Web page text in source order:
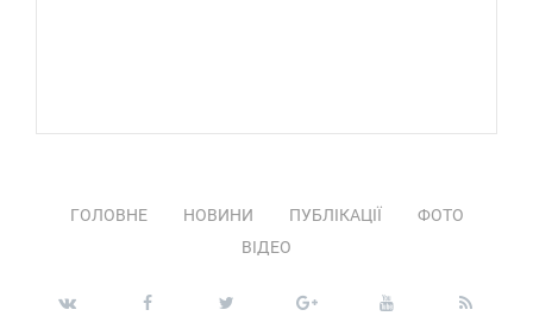
ГОЛОВНЕ НОВИНИ ПУБЛІКАЦІЇ
ФОТО
ВІДЕО